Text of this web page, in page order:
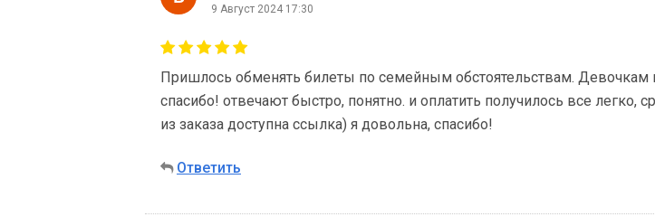
9 Август 2024 17:30
Пришлось обменять билеты по семейным обстоятельствам. Девочкам
спасибо! отвечают быстро, понятно. и оплатить получилось все легко,
из заказа доступна ссылка) я довольна, спасибо!
Ответить